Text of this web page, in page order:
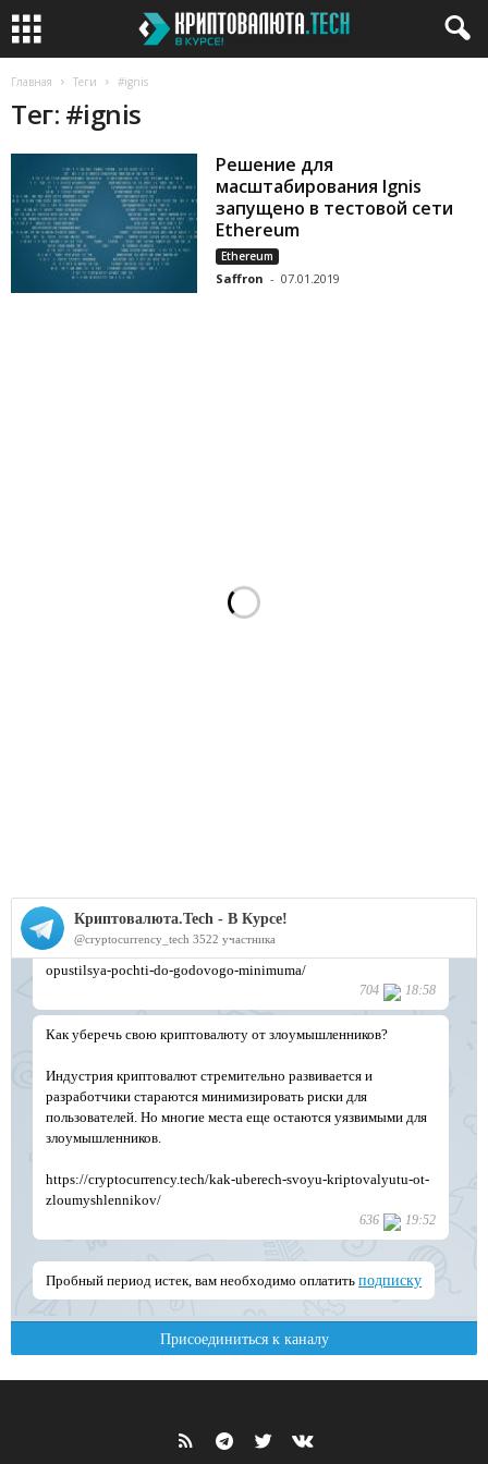
Главная Теги #ignis
Тег: #ignis
Решение для
масштабирования Ignis
запущено в тестовой сети
Ethereum
Ethereum
Saffron - 07.01.2019